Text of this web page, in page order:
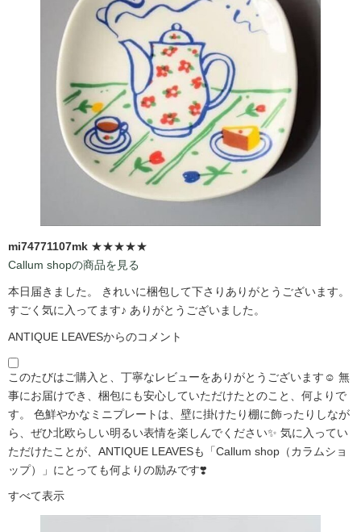
mi74771107mk ★★★★★
Callum shopの商品を見る
本日届きました。 きれいに梱包して下さりありがとうございます。
すごく気に入ってます♪ ありがとうございました。
ANTIQUE LEAVESからのコメント
このたびはご購入と、丁寧なレビューをありがとうございます☺️ 無
事にお届けでき、梱包にも安心していただけたとのこと、何よりで
す。 色鮮やかなミニプレートは、壁に掛けたり棚に飾ったりしなが
ら、ぜひ北欧らしい明るい表情を楽しんでください✨ 気に入ってい
ただけたことが、ANTIQUE LEAVESも「Callum shop（カラムショ
ップ）」にとっても何よりの励みです❣️
すべて表示